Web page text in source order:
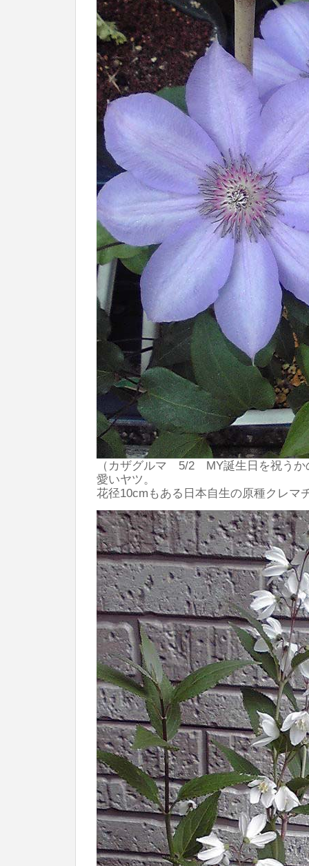
（カザグルマ 5/2 MY誕生日を祝うか
愛いヤツ。
花径10cmもある日本自生の原種クレマ